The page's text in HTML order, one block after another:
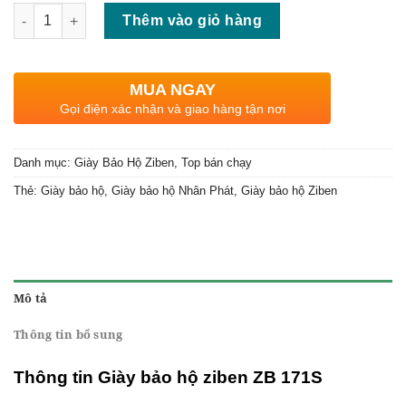
Số lượng
Thêm vào giỏ hàng
MUA NGAY
Gọi điện xác nhận và giao hàng tận nơi
Danh mục: Giày Bảo Hộ Ziben, Top bán chạy
Thẻ: Giày bảo hộ, Giày bảo hộ Nhân Phát, Giày bảo hộ Ziben
Mô tả
Thông tin bổ sung
Thông tin Giày bảo hộ ziben ZB 171S